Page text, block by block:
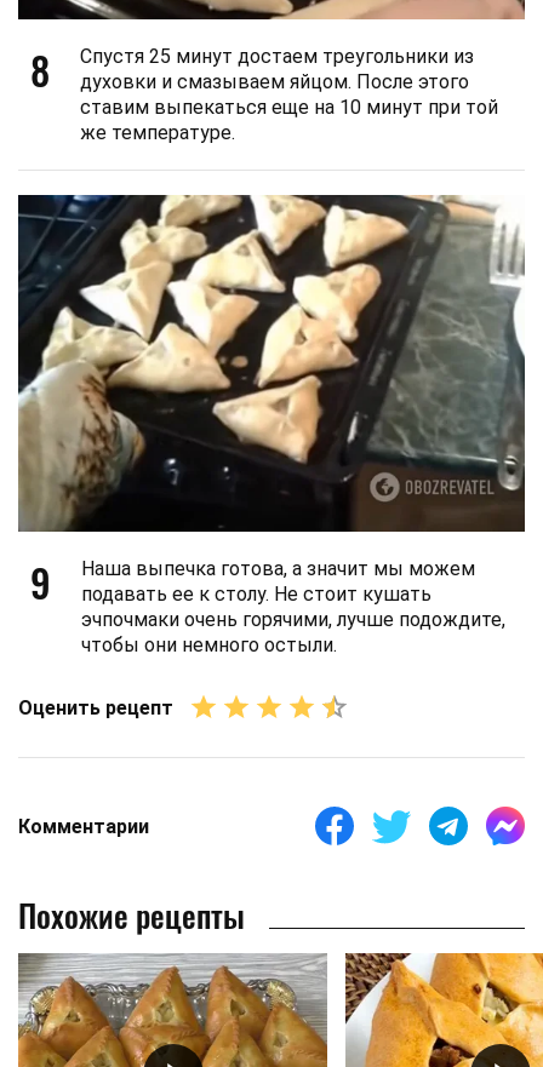
8
Спустя 25 минут достаем треугольники из
духовки и смазываем яйцом. После этого
ставим выпекаться еще на 10 минут при той
же температуре.
9
Наша выпечка готова, а значит мы можем
подавать ее к столу. Не стоит кушать
эчпочмаки очень горячими, лучше подождите,
чтобы они немного остыли.
Оценить рецепт
Комментарии
Похожие рецепты